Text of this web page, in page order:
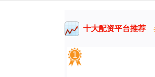
十大配资平台推荐